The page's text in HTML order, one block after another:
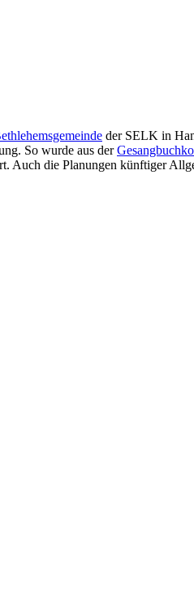
der SELK in
So wurde aus der
Auch die Planungen künftiger